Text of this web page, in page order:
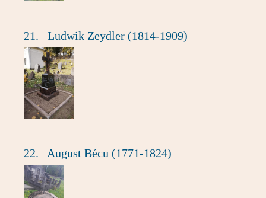
21. Ludwik Zeydler (1814-1909)
22. August Bécu (1771-1824)